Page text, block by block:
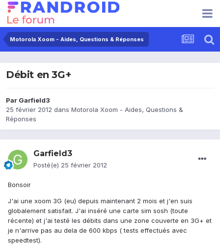
Motorola Xoom - Aides, Questions & Réponses
Débit en 3G+
Par Garfield3
25 février 2012 dans Motorola Xoom - Aides, Questions &
Réponses
Garfield3
Posté(e) 25 février 2012
Bonsoir
J'ai une xoom 3G (eu) depuis maintenant 2 mois et j'en suis
globalement satisfait. J'ai inséré une carte sim sosh (toute
récente) et j'ai testé les débits dans une zone couverte en 3G+ et
je n'arrive pas au dela de 600 kbps ( tests effectués avec
speedtest).